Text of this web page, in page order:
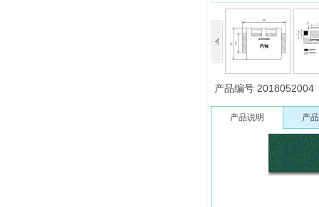
产品编号 2018052004
产品说明 产